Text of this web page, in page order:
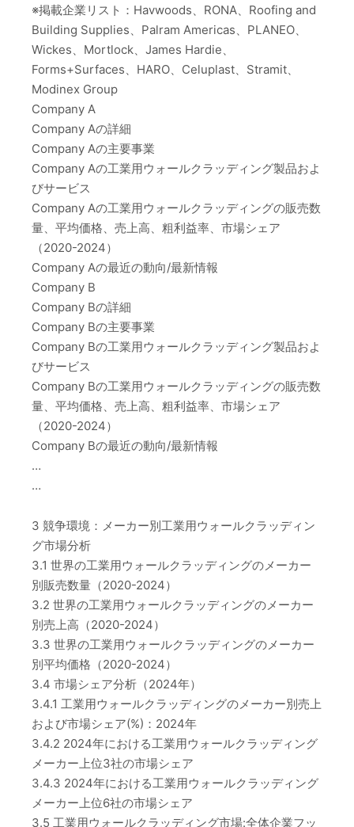
※掲載企業リスト：Havwoods、RONA、Roofing and
Building Supplies、Palram Americas、PLANEO、
Wickes、Mortlock、James Hardie、
Forms+Surfaces、HARO、Celuplast、Stramit、
Modinex Group
Company A
Company Aの詳細
Company Aの主要事業
Company Aの工業用ウォールクラッディング製品およ
びサービス
Company Aの工業用ウォールクラッディングの販売数
量、平均価格、売上高、粗利益率、市場シェア
（2020-2024）
Company Aの最近の動向/最新情報
Company B
Company Bの詳細
Company Bの主要事業
Company Bの工業用ウォールクラッディング製品およ
びサービス
Company Bの工業用ウォールクラッディングの販売数
量、平均価格、売上高、粗利益率、市場シェア
（2020-2024）
Company Bの最近の動向/最新情報
…
…
3 競争環境：メーカー別工業用ウォールクラッディン
グ市場分析
3.1 世界の工業用ウォールクラッディングのメーカー
別販売数量（2020-2024）
3.2 世界の工業用ウォールクラッディングのメーカー
別売上高（2020-2024）
3.3 世界の工業用ウォールクラッディングのメーカー
別平均価格（2020-2024）
3.4 市場シェア分析（2024年）
3.4.1 工業用ウォールクラッディングのメーカー別売上
および市場シェア(%)：2024年
3.4.2 2024年における工業用ウォールクラッディング
メーカー上位3社の市場シェア
3.4.3 2024年における工業用ウォールクラッディング
メーカー上位6社の市場シェア
3.5 工業用ウォールクラッディング市場:全体企業フッ